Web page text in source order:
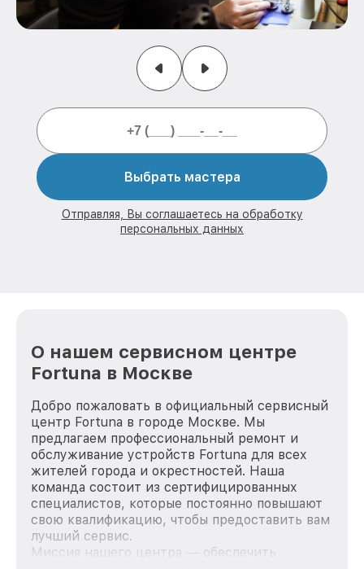
Выбрать мастера
Отправляя, Вы соглашаетесь на обработку
персональных данных
О нашем сервисном центре
Fortuna в Москве
Добро пожаловать в официальный сервисный
центр Fortuna в городе Москве. Мы
предлагаем профессиональный ремонт и
обслуживание устройств Fortuna для всех
жителей города и окрестностей. Наша
команда состоит из сертифицированных
специалистов, которые постоянно повышают
свою квалификацию, чтобы предоставить вам
лучший сервис.
Миссия нашего центра — обеспечить